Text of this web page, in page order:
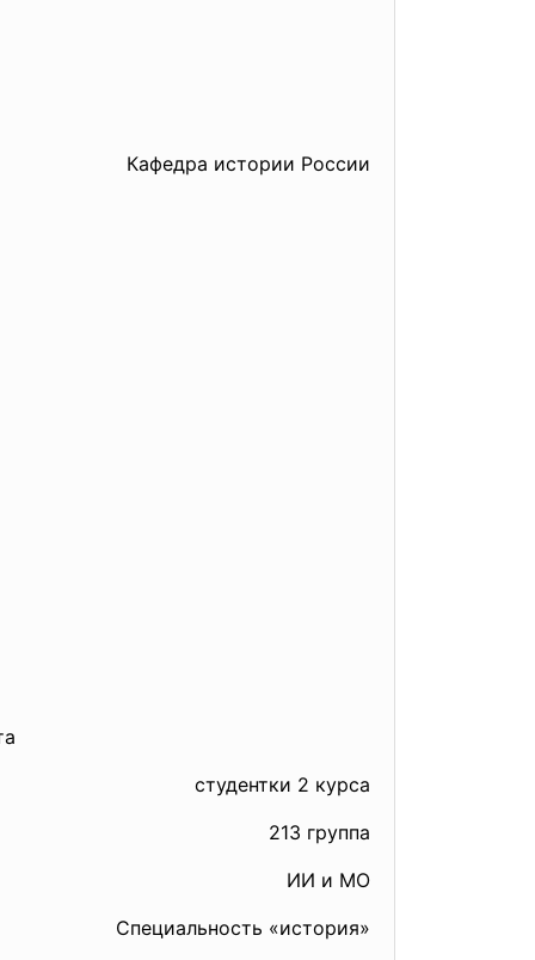
Кафедра истории России
студентки 2 курса
213 группа
ИИ и МО
Специальность «история»